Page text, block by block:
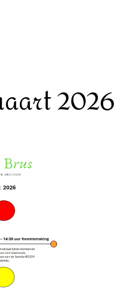
2026